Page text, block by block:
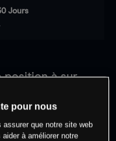
Jours
position àsur
trader
pour nous
que notre site web
à améliorer notre